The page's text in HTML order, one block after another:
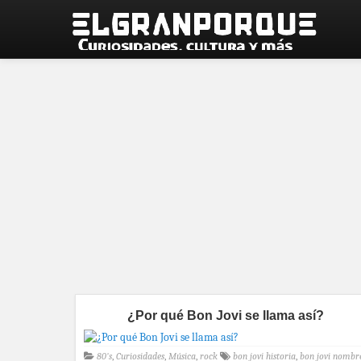
¿Por qué Bon Jovi se llama así?
80's, Curiosidades, Música, rock bon jovi historia, bon jovi